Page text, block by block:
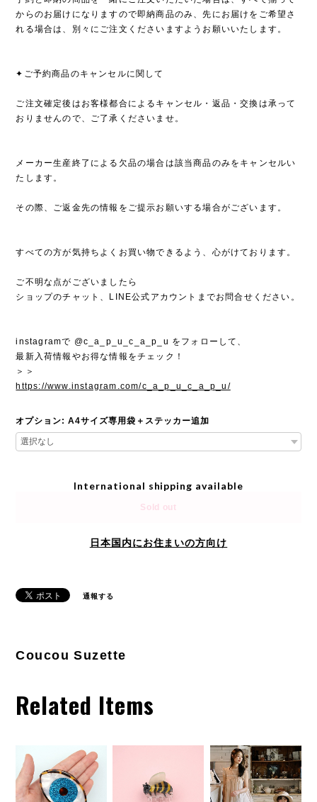
からのお届けになりますので即納商品のみ、先にお届けをご希望さ
れる場合は、別々にご注文くださいますようお願いいたします。
✦ご予約商品のキャンセルに関して
ご注文確定後はお客様都合によるキャンセル・返品・交換は承って
おりませんので、ご了承くださいませ。
メーカー生産終了による欠品の場合は該当商品のみをキャンセルい
たします。
その際、ご返金先の情報をご提示お願いする場合がございます。
すべての方が気持ちよくお買い物できるよう、心がけております。
ご不明な点がございましたら
ショップのチャット、LINE公式アカウントまでお問合せください。
instagramで @c_a_p_u_c_a_p_u をフォローして、
最新入荷情報やお得な情報をチェック！
＞＞
https://www.instagram.com/c_a_p_u_c_a_p_u/
オプション: A4サイズ専用袋＋ステッカー追加
International shipping available
Sold out
日本国内にお住まいの方向け
通報する
Coucou Suzette
Related Items